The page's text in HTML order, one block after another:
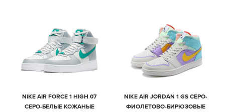
NIKE AIR FORCE 1 HIGH 07
СЕРО-БЕЛЫЕ КОЖАНЫЕ
NIKE AIR JORDAN 1 GS СЕРО-
ФИОЛЕТОВО-БИРЮЗОВЫЕ